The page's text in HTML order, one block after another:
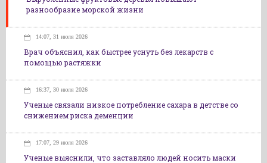
разнообразие морской жизни
14:07, 31 июля 2026
Врач объяснил, как быстрее уснуть без лекарств с
помощью растяжки
16:37, 30 июля 2026
Ученые связали низкое потребление сахара в детстве со
снижением риска деменции
17:07, 29 июля 2026
Ученые выяснили, что заставляло людей носить маски